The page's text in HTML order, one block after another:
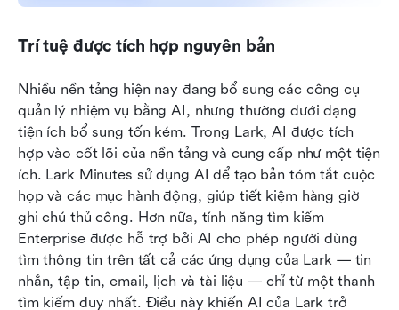
Trí tuệ được tích hợp nguyên bản
Nhiều nền tảng hiện nay đang bổ sung các công cụ
quản lý nhiệm vụ bằng AI, nhưng thường dưới dạng
tiện ích bổ sung tốn kém. Trong Lark, AI được tích
hợp vào cốt lõi của nền tảng và cung cấp như một tiện
ích. Lark Minutes sử dụng AI để tạo bản tóm tắt cuộc
họp và các mục hành động, giúp tiết kiệm hàng giờ
ghi chú thủ công. Hơn nữa, tính năng tìm kiếm
Enterprise được hỗ trợ bởi AI cho phép người dùng
tìm thông tin trên tất cả các ứng dụng của Lark — tin
nhắn, tập tin, email, lịch và tài liệu — chỉ từ một thanh
tìm kiếm duy nhất. Điều này khiến AI của Lark trở